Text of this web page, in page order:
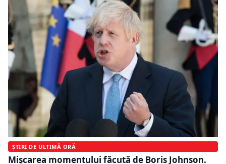
ȘTIRI DE ULTIMĂ ORĂ
Mișcarea momentului făcută de Boris Johnson.